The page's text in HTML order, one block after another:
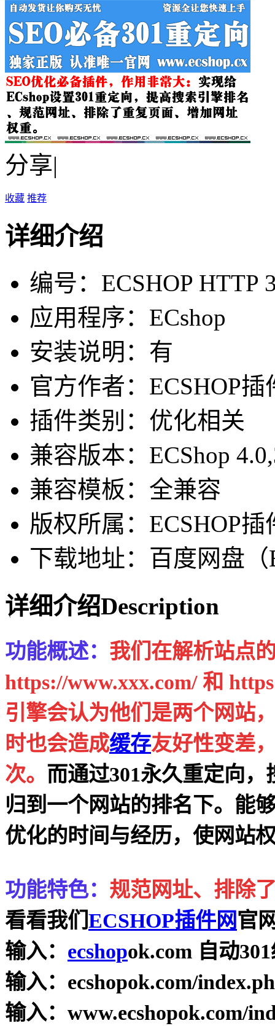
分享|
收藏 推荐
详细介绍
编号：ECSHOP HTTP
应用程序：ECshop
安装说明：有
官方作者：ECSHOP插
插件类别：优化相关
兼容版本：ECShop
兼容模板：全兼容
版权所属：ECSHOP插
下载地址：百度网盘（
详细介绍Description
功能概述： 我们在解析站点
https://www.xxx.com/ 和
引擎会认为他们是两个网站
时也会造成缓存友好性变差
次。 而通过301永久重定向
归到一个网站的排名下。能
优化的时间与经历，使网站
功能特色： 规范网址、排除
看看我们 ECSHOP插件网官
输入： ecshopok.com 自动
输入：ecshopok.com/
输入：www.ecshopok.com/